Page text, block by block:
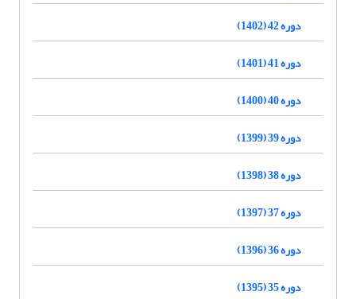
دوره 42 (1402)
دوره 41 (1401)
دوره 40 (1400)
دوره 39 (1399)
دوره 38 (1398)
دوره 37 (1397)
دوره 36 (1396)
دوره 35 (1395)